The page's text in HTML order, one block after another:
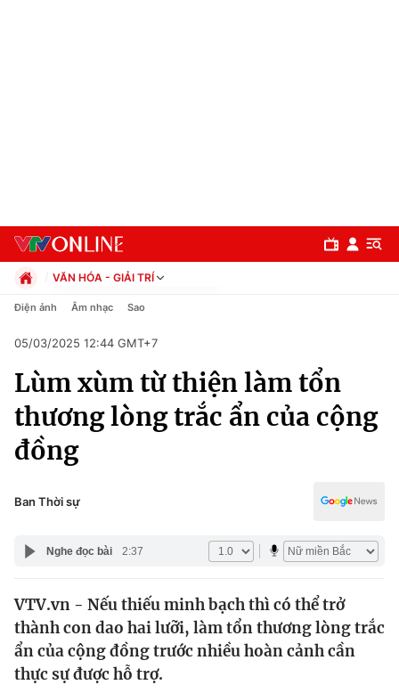
Chuyên mục
Chính trị
Xã hội
Pháp luật
Y tế
Thế giới
Tin tức
Thế giới đó đây
Kinh tế
VĂN HÓA - GIẢI TRÍ
Chính trị
Pháp luật
Kinh tế
Thể thao
Truyền hình
Văn hóa - Giải trí
Y tế
Công nghệ
Điện ảnh Âm nhạc Sao
05/03/2025 12:44 GMT+7
Lùm xùm từ thiện làm tổn
thương lòng trắc ẩn của cộng
đồng
Ban Thời sự
Nghe đọc bài 2:37
VTV.vn - Nếu thiếu minh bạch thì có thể trở
thành con dao hai lưỡi, làm tổn thương lòng trắc
ẩn của cộng đồng trước nhiều hoàn cảnh cần
thực sự được hỗ trợ.